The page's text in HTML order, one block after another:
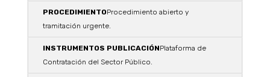
Procedimiento abierto y
tramitación urgente.
Plataforma de
Contratación del Sector Público.